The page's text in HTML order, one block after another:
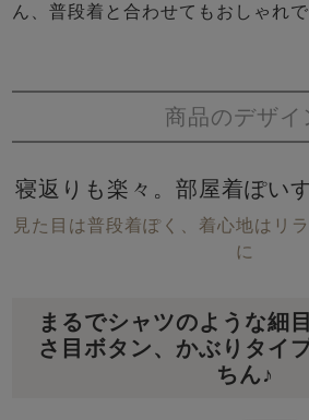
ん、普段着と合わせてもおしゃれで
商品のデザイ
寝返りも楽々。部屋着ぽい
見た目は普段着ぽく、着心地はリ
に
まるでシャツのような細
さ目ボタン、かぶりタイ
ちん♪